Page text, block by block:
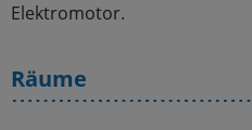
Elektromotor.
Räume